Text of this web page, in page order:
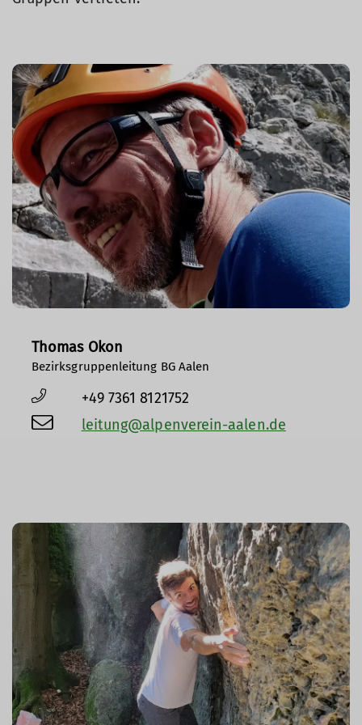
Thomas Okon
Bezirksgruppenleitung BG Aalen
+49 7361 8121752
leitung@alpenverein-aalen.de